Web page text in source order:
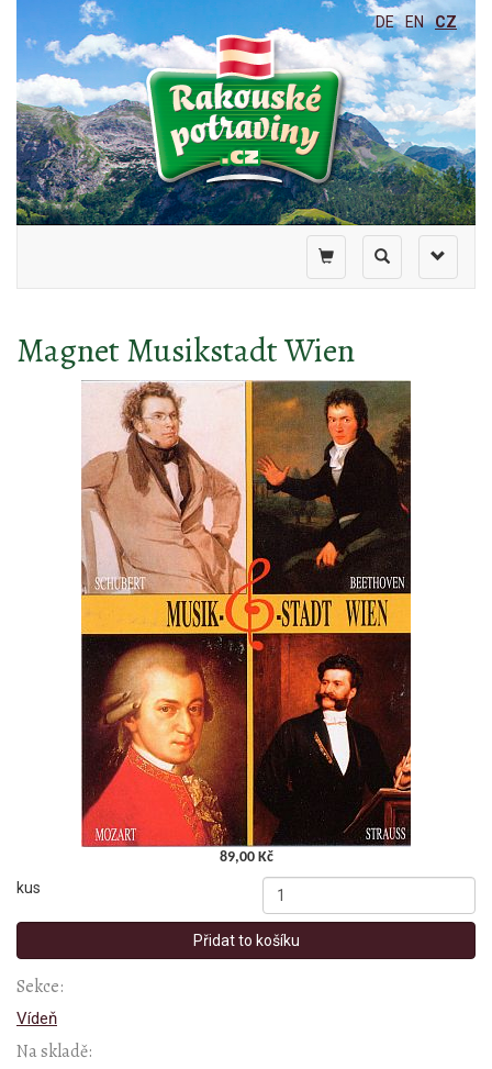
DE EN CZ
Toggle
Toggle
search
Toggle
shopping
Magnet Musikstadt Wien
89,00 Kč
kus
Přidat to košíku
Sekce:
Vídeň
Na skladě: